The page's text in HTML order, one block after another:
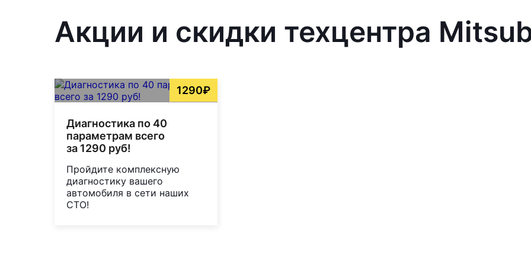
Акции и скидки техцентра
1290₽
Диагностика по 40
параметрам всего
за 1290 руб!
Пройдите комплексную
диагностику вашего
автомобиля в сети наших
СТО!